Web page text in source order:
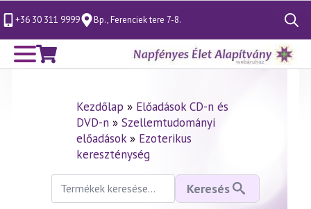
+36 30 311 9999 Bp., Ferenciek tere 7-8.
Search
for:
Kezdőlap » Előadások CD-n és
DVD-n» Szellemtudományi
előadások» Ezoterikus
kereszténység
Keresés
következőre:
Keresés